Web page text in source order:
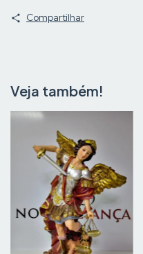
Compartilhar
Veja também!